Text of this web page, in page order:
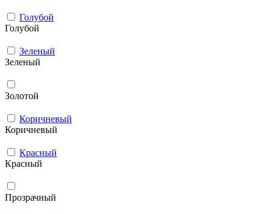
Голубой
Голубой
Зеленый
Зеленый
Золотой
Коричневый
Коричневый
Красный
Красный
Прозрачный